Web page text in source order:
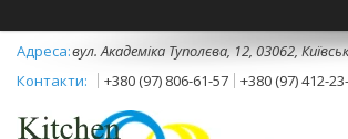
вул. Академіка Туполєва, 12, 03062,
+380 (97) 806-61-57
+380 (97) 412-